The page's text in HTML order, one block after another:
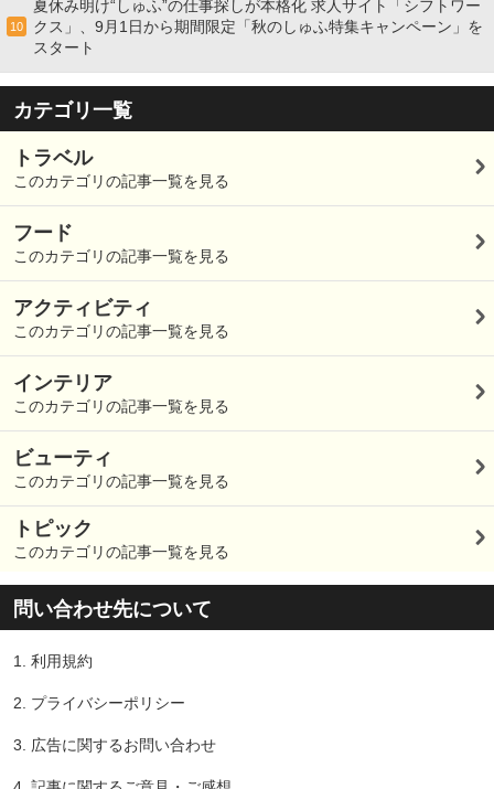
10
夏休み明け“しゅふ”の仕事探しが本格化 求人サイト「シフトワー
クス」、9月1日から期間限定「秋のしゅふ特集キャンペーン」を
スタート
カテゴリ一覧
トラベル
このカテゴリの記事一覧を見る
フード
このカテゴリの記事一覧を見る
アクティビティ
このカテゴリの記事一覧を見る
インテリア
このカテゴリの記事一覧を見る
ビューティ
このカテゴリの記事一覧を見る
トピック
このカテゴリの記事一覧を見る
問い合わせ先について
1. 利用規約
2. プライバシーポリシー
3. 広告に関するお問い合わせ